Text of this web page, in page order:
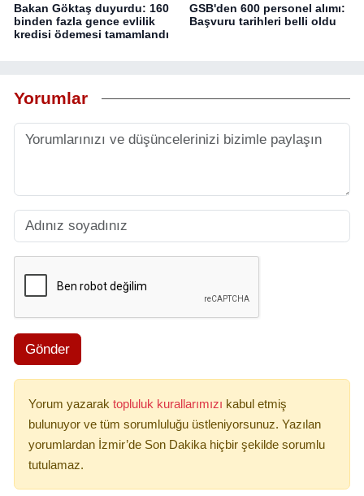
Bakan Göktaş duyurdu: 160
binden fazla gence evlilik
kredisi ödemesi tamamlandı
GSB'den 600 personel alımı:
Başvuru tarihleri belli oldu
Yorumlar
Gönder
Yorum yazarak topluluk kurallarımızı kabul etmiş
bulunuyor ve tüm sorumluluğu üstleniyorsunuz. Yazılan
yorumlardan İzmir’de Son Dakika hiçbir şekilde sorumlu
tutulamaz.